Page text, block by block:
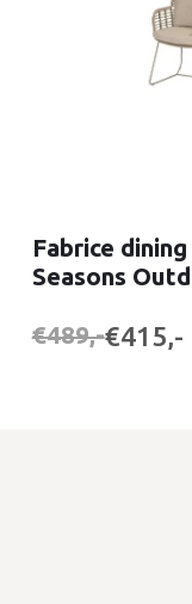
Fabrice
Seasons
€489,-€415,-